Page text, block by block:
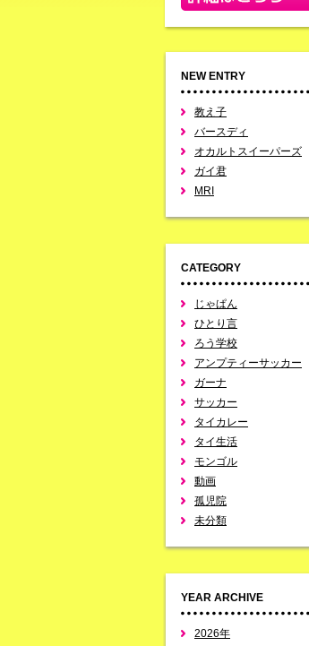
NEW ENTRY
教え子
バースディ
オカルトスイーパーズ
ガイ君
MRI
CATEGORY
じゃぱん
ひとり言
ろう学校
アンプティーサッカー
ガーナ
サッカー
タイカレー
タイ生活
モンゴル
動画
孤児院
未分類
YEAR ARCHIVE
2026年